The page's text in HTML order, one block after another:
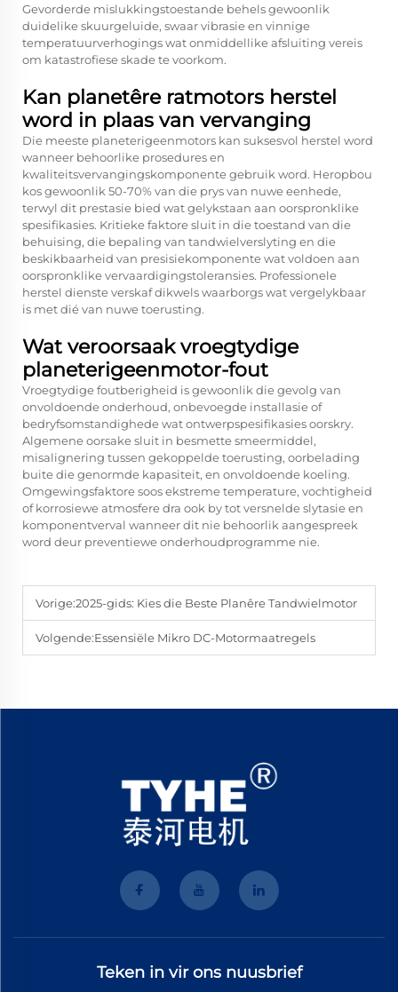
Gevorderde mislukkingstoestande behels gewoonlik
duidelike skuurgeluide, swaar vibrasie en vinnige
temperatuurverhogings wat onmiddellike afsluiting vereis
om katastrofiese skade te voorkom.
Kan planetêre ratmotors herstel
word in plaas van vervanging
Die meeste planeterigeenmotors kan suksesvol herstel word
wanneer behoorlike prosedures en
kwaliteitsvervangingskomponente gebruik word. Heropbou
kos gewoonlik 50-70% van die prys van nuwe eenhede,
terwyl dit prestasie bied wat gelykstaan aan oorspronklike
spesifikasies. Kritieke faktore sluit in die toestand van die
behuising, die bepaling van tandwielverslyting en die
beskikbaarheid van presisiekomponente wat voldoen aan
oorspronklike vervaardigingstoleransies. Professionele
herstel dienste verskaf dikwels waarborgs wat vergelykbaar
is met dié van nuwe toerusting.
Wat veroorsaak vroegtydige
planeterigeenmotor-fout
Vroegtydige foutberigheid is gewoonlik die gevolg van
onvoldoende onderhoud, onbevoegde installasie of
bedryfsomstandighede wat ontwerpspesifikasies oorskry.
Algemene oorsake sluit in besmette smeermiddel,
misalignering tussen gekoppelde toerusting, oorbelading
buite die genormde kapasiteit, en onvoldoende koeling.
Omgewingsfaktore soos ekstreme temperature, vochtigheid
of korrosiewe atmosfere dra ook by tot versnelde slytasie en
komponentverval wanneer dit nie behoorlik aangespreek
word deur preventiewe onderhoudprogramme nie.
Vorige:2025-gids: Kies die Beste Planêre Tandwielmotor
Volgende:Essensiële Mikro DC-Motormaatregels
Teken in vir ons nuusbrief